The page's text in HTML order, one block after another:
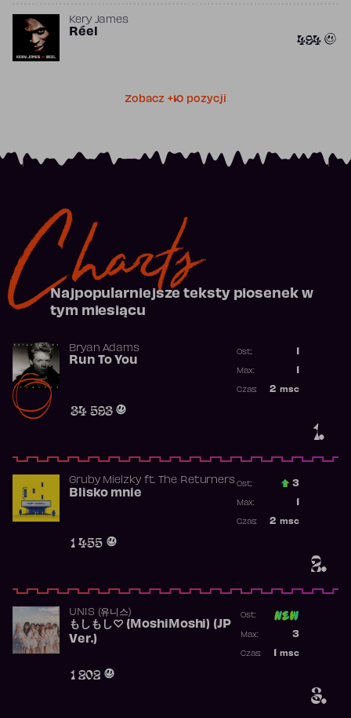
Kery James
Réel 494
Zobacz +10 pozycji
Charts
Najpopularniejsze teksty piosenek w
tym miesiącu
1.
Bryan Adams
Run To You
34 593
Ost.:
Max:
2 msc
Czas:
2.
Gruby Mielzkyft. The Returners
Blisko mnie
1 455
Ost.: 3
Max:
2 msc
Czas:
3.
UNIS (유니스)
もしもし♡ (MoshiMoshi) (JP
Ver.)
1 202
Ost:
3
Max:
msc
Czas: